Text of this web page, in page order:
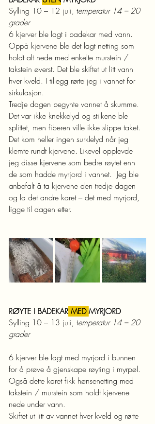
Sylling 10 – 12 juli, temperatur 14 – 20
grader
6 kjerver ble lagt i badekar med vann.
Oppå kjervene ble det lagt netting som
holdt alt nede med enkelte murstein /
takstein øverst. Det ble skiftet ut litt vann
hver kveld. I tillegg rørte jeg i vannet for
sirkulasjon.
Tredje dagen begynte vannet å skumme.
Det var ikke knekkelyd og stilkene ble
splittet, men fiberen ville ikke slippe taket.
Det kom heller ingen surklelyd når jeg
klemte rundt kjervene. Likevel opplevde
jeg disse kjervene som bedre røytet enn
de som hadde myrjord i vannet.  Jeg ble
anbefalt å ta kjervene den tredje dagen
og la det andre karet – det med myrjord,
ligge til dagen etter.
RØYTE I BADEKAR MED MYRJORD
Sylling 10 – 13 juli, temperatur 14 – 20
grader
6 kjerver ble lagt med myrjord i bunnen
for å prøve å gjenskape røyting i myrpøl.
Også dette karet fikk hønsenetting med
takstein / murstein som holdt kjervene
nede under vann.
Skiftet ut litt av vannet hver kveld og rørte